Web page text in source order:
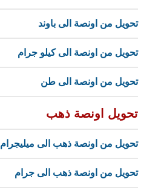
تحويل من اونصة الى باوند
تحويل من اونصة الى كيلو جرام
تحويل من اونصة الى طن
تحويل اونصة ذهب
تحويل من اونصة ذهب الى ميليجرام
تحويل من اونصة ذهب الى جرام